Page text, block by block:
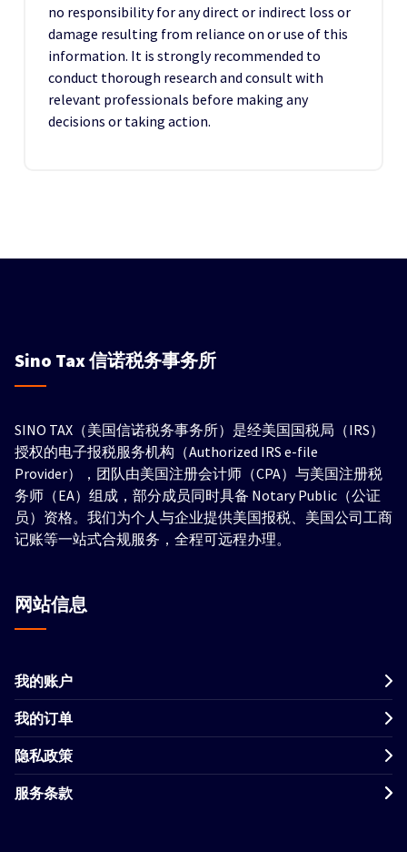
no responsibility for any direct or indirect loss or
damage resulting from reliance on or use of this
information. It is strongly recommended to
conduct thorough research and consult with
relevant professionals before making any
decisions or taking action.
Sino Tax信诺税务事务所
SINO TAX（美国信诺税务事务所）是经美国国税局（IRS）
授权的电子报税服务机构（Authorized IRS e-file
Provider），团队由美国注册会计师（CPA）与美国注册税
务师（EA）组成，部分成员同时具备 Notary Public（公证
员）资格。我们为个人与企业提供美国报税、美国公司工商
记账等一站式合规服务，全程可远程办理。
网站信息
我的账户
我的订单
隐私政策
服务条款